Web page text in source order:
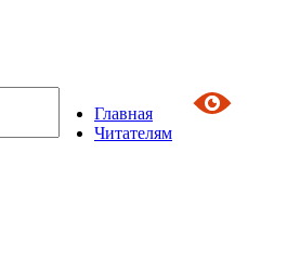
Главная
Читателям